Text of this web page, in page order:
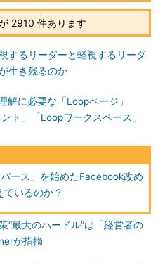
2910 件あります
するリーダーと軽視するリーダ
生き残るのか
解に必要な「Loopページ」
ト」「Loopワークスペース」
バース」を始めたFacebook改め
いるのか？
“最大のハードル”は「経営者の
が指摘